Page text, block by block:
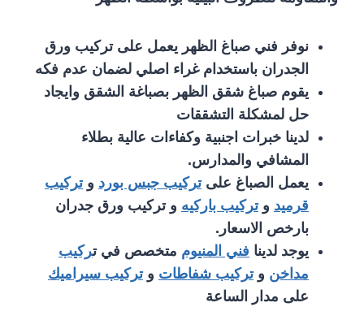
نوفر فني صباغ الظهر يعمل على تركيب ورق
الجدران باستخدام غراء اصلي لضمان عدم فكه
يقوم صباغ شقق الظهر بصباغة الشقق وايجاد
حل لمشكلة التشققات
لدينا خبرات اجنبية وكفاءات عالية بطلاء
المشافي والمدارس.
يعمل الصباغ علىتركيب جبس بورد وتركيب
قرميد وتركيب باركيه و تركيب ورق جدران
بارخص الاسعار.
يوجد لدينا فني المنيوم متخصص في تركيب
مداخن وتركيب شفاطات وتركيب سيراميك
على مدار الساعة